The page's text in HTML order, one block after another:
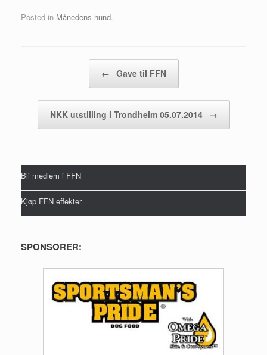
Posted in Månedens hund.
← Gave til FFN
NKK utstilling i Trondheim 05.07.2014 →
Bli medlem i FFN
Kjøp FFN effekter
SPONSORER: